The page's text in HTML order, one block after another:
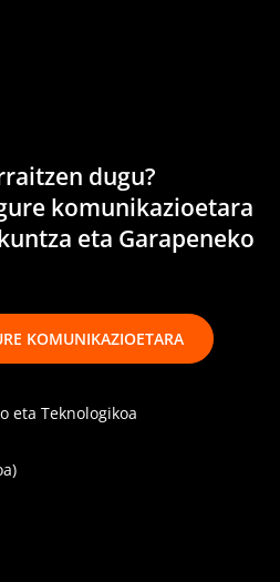
dugu?
komunikazioetara
eta Garapeneko
KOMUNIKAZIOETARA
eta Teknologikoa